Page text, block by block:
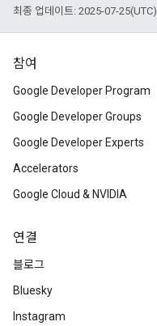
최종 업데이트: 2025-07-25(UTC)
참여
Google Developer Program
Google Developer Groups
Google Developer Experts
Accelerators
Google Cloud & NVIDIA
연결
블로그
Bluesky
Instagram